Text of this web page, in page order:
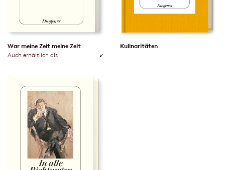
War meine Zeit meine Zeit
Auch erhältlich als
Kulinaritäten